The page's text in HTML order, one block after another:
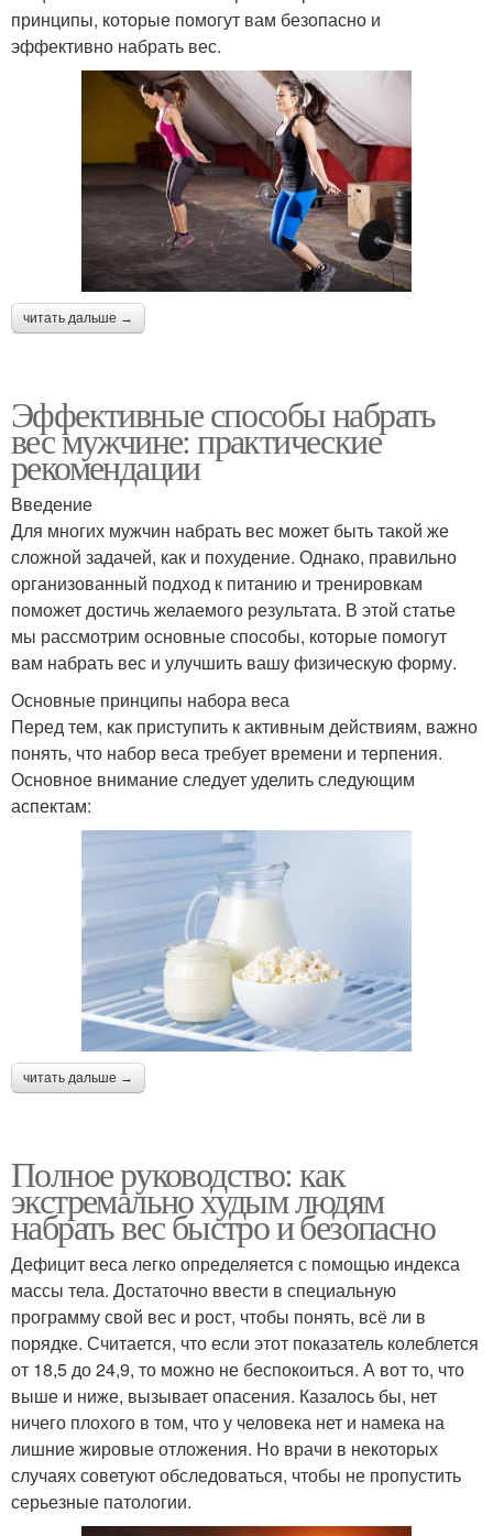
принципы, которые помогут вам безопасно и
эффективно набрать вес.
читать дальше →
Эффективные способы набрать
вес мужчине: практические
рекомендации
Введение
Для многих мужчин набрать вес может быть такой же
сложной задачей, как и похудение. Однако, правильно
организованный подход к питанию и тренировкам
поможет достичь желаемого результата. В этой статье
мы рассмотрим основные способы, которые помогут
вам набрать вес и улучшить вашу физическую форму.
Основные принципы набора веса
Перед тем, как приступить к активным действиям, важно
понять, что набор веса требует времени и терпения.
Основное внимание следует уделить следующим
аспектам:
читать дальше →
Полное руководство: как
экстремально худым людям
набрать вес быстро и безопасно
Дефицит веса легко определяется с помощью индекса
массы тела. Достаточно ввести в специальную
программу свой вес и рост, чтобы понять, всё ли в
порядке. Считается, что если этот показатель колеблется
от 18,5 до 24,9, то можно не беспокоиться. А вот то, что
выше и ниже, вызывает опасения. Казалось бы, нет
ничего плохого в том, что у человека нет и намека на
лишние жировые отложения. Но врачи в некоторых
случаях советуют обследоваться, чтобы не пропустить
серьезные патологии.